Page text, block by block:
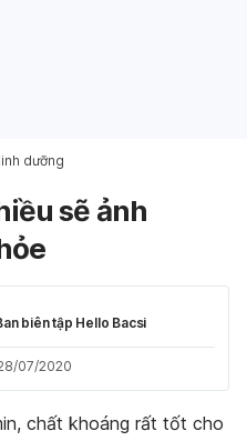
dưỡng
sẽ ảnh
biên tập Hello Bacsi
07/2020
chất khoáng rất tốt cho